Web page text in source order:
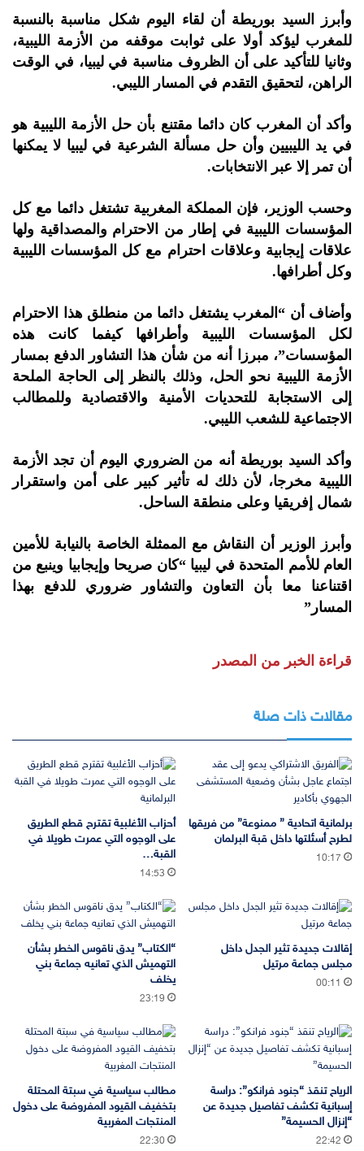
وأبرز السيد بوريطة أن لقاء اليوم شكل مناسبة بالنسبة
للمغرب ليؤكد أولا على ثوابت موقفه من الأزمة الليبية،
وثانيا للتأكيد على أن الظروف مناسبة في ليبيا، في الوقت
الراهن، لتحقيق التقدم في المسار الليبي.
وأكد أن المغرب كان دائما مقتنع بأن حل الأزمة الليبية هو
في يد الليبيين وأن حل مسألة الشرعية في ليبيا لا يمكنها
أن تمر إلا عبر الانتخابات.
وحسب الوزير، فإن المملكة المغربية تشتغل دائما مع كل
المؤسسات الليبية في إطار من الاحترام والمصداقية ولها
علاقات إيجابية وعلاقات احترام مع كل المؤسسات الليبية
وكل أطرافها.
وأضاف أن “المغرب يشتغل دائما من منطلق هذا الاحترام
لكل المؤسسات الليبية وأطرافها كيفما كانت هذه
المؤسسات”، مبرزا أنه من شأن هذا التشاور الدفع بمسار
الأزمة الليبية نحو الحل، وذلك بالنظر إلى الحاجة الملحة
إلى الاستجابة للتحديات الأمنية والاقتصادية وللمطالب
الاجتماعية للشعب الليبي.
وأكد السيد بوريطة أنه من الضروري اليوم أن تجد الأزمة
الليبية مخرجا، لأن ذلك له تأثير كبير على أمن واستقرار
شمال إفريقيا وعلى منطقة الساحل.
وأبرز الوزير أن النقاش مع الممثلة الخاصة بالنيابة للأمين
العام للأمم المتحدة في ليبيا “كان صريحا وإيجابيا وينبع من
اقتناعنا معا بأن التعاون والتشاور ضروري للدفع بهذا
المسار”
قراءة الخبر من المصدر
مقالات ذات صلة
برلمانية اتحادية ” ممنوعة” من فريقها
لطرح أسئلتها داخل قبة البرلمان
10:17
أحزاب الأغلبية تقترح قطع الطريق
على الوجوه التي عمرت طويلا في
القبة…
14:53
إقالات جديدة تثير الجدل داخل
مجلس جماعة مرتيل
00:11
“الكتاب” يدق ناقوس الخطر بشأن
التهميش الذي تعانيه جماعة بني
يخلف
23:19
الرياح تنقذ “جنود فرانكو”: دراسة
إسبانية تكشف تفاصيل جديدة عن
“إنزال الحسيمة”
22:42
مطالب سياسية في سبتة المحتلة
بتخفيف القيود المفروضة على دخول
المنتجات المغربية
22:30